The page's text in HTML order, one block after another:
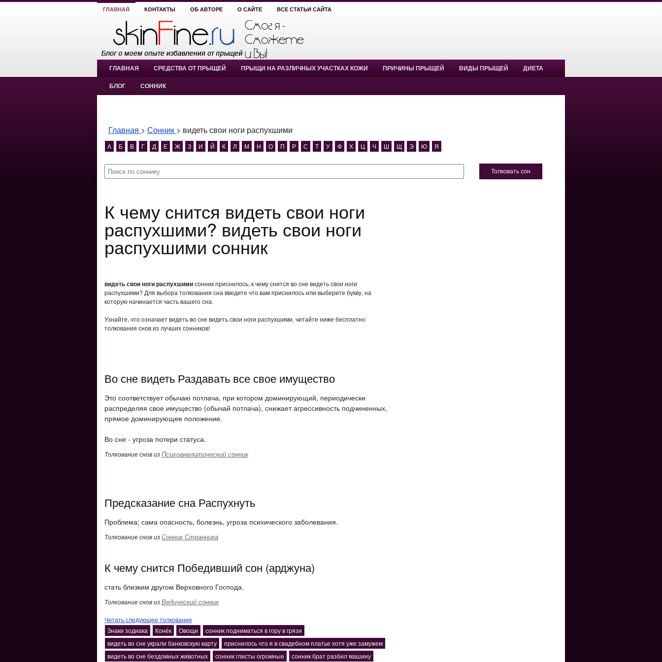
ГЛАВНАЯ КОНТАКТЫ ОБ АВТОРЕ О САЙТЕ ВСЕ СТАТЬИ САЙТА
ГЛАВНАЯ СРЕДСТВА ОТ ПРЫЩЕЙ ПРЫЩИ НА РАЗЛИЧНЫХ УЧАСТКАХ КОЖИ ПРИЧИНЫ ПРЫЩЕЙ ВИДЫ ПРЫЩЕЙ ДИЕТА
БЛОГ СОННИК
Главная > Сонник > видеть свои ноги распухшими
А Б В Г Д Е Ж З И Й К Л М Н О П Р С Т У Ф Х Ц Ч Ш Щ Э Ю Я
Толковать сон
К чему снится видеть свои ноги
распухшими? видеть свои ноги
распухшими сонник
видеть свои ноги распухшимисонник приснилось, к чему снится во сне видеть свои ноги
распухшими? Для выбора толкования сна введите что вам приснилось или выберите букву, на
которую начинается часть вашего сна.
Узнайте, что означает видеть во сне видеть свои ноги распухшими, читайте ниже бесплатно
толкования снов из лучших сонников!
Во сне видеть Раздавать все свое имущество
Это соответствует обычаю потлача, при котором доминирующий, периодически
распределяя свое имущество (обычай потлача), снижает агрессивность подчиненных,
прямое доминирующее положение.
Во сне - угроза потери статуса.
Толкование снов изПсихоаналитический сонник
Предсказание сна Распухнуть
Проблема; сама опасность, болезнь, угроза психического заболевания.
Толкование снов изСонник Странника
К чему снится Победивший сон (арджуна)
стать близким другом Верховного Господа.
Толкование снов изВедический сонник
Читать следующее толкование
Знаки зодиака
Конёк Овощи
сонник подниматься в гору в грязи
видеть во сне украли банковскую карту
приснилось что я в свадебном платье хотя уже замужем
видеть во сне бездомных животных
сонник глисты огромные сонник брат разбил машину